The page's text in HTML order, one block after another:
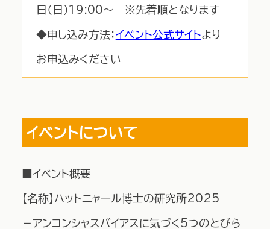
日（日）19:00～ ※先着順となります
◆申し込み方法：イベント公式サイトより
お申込みください
イベントについて
■イベント概要
【名称】ハットニャール博士の研究所2025
－アンコンシャスバイアスに気づく5つのとびら